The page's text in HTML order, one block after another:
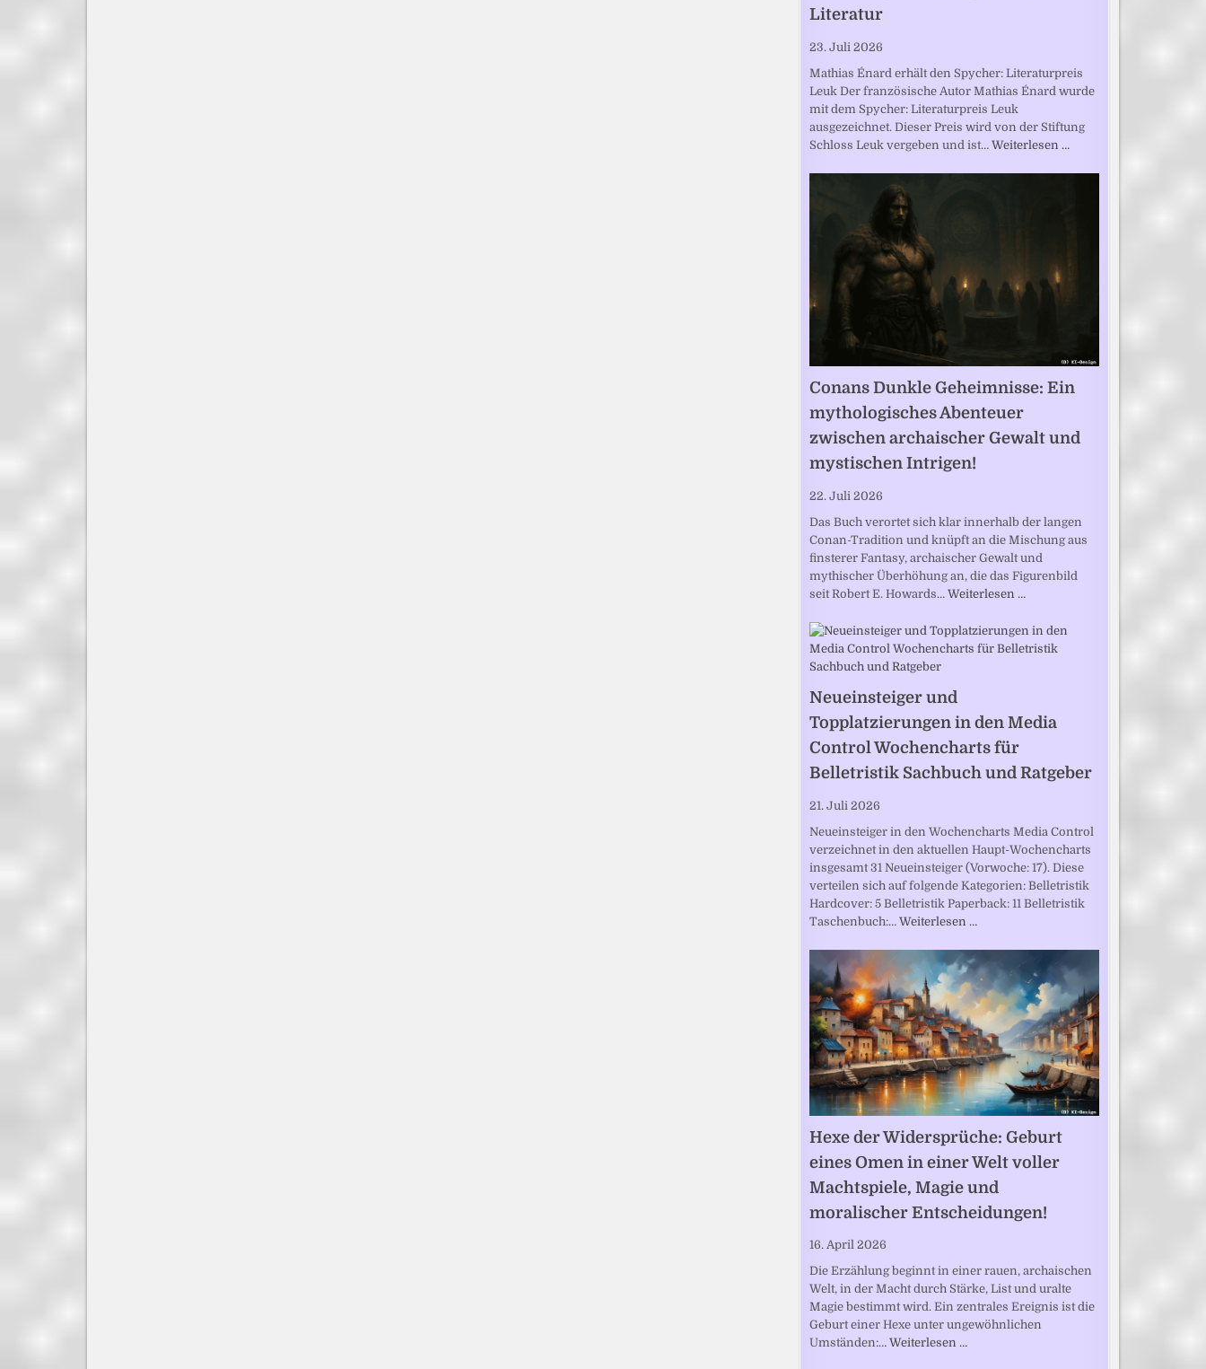
Literatur
23. Juli 2026
Mathias Énard erhält den Spycher: Literaturpreis
Leuk Der französische Autor Mathias Énard wurde
mit dem Spycher: Literaturpreis Leuk
ausgezeichnet. Dieser Preis wird von der Stiftung
Schloss Leuk vergeben und ist… Weiterlesen …
Conans Dunkle Geheimnisse: Ein
mythologisches Abenteuer
zwischen archaischer Gewalt und
mystischen Intrigen!
22. Juli 2026
Das Buch verortet sich klar innerhalb der langen
Conan-Tradition und knüpft an die Mischung aus
finsterer Fantasy, archaischer Gewalt und
mythischer Überhöhung an, die das Figurenbild
seit Robert E. Howards… Weiterlesen …
Neueinsteiger und
Topplatzierungen in den Media
Control Wochencharts für
Belletristik Sachbuch und Ratgeber
21. Juli 2026
Neueinsteiger in den Wochencharts Media Control
verzeichnet in den aktuellen Haupt-Wochencharts
insgesamt 31 Neueinsteiger (Vorwoche: 17). Diese
verteilen sich auf folgende Kategorien: Belletristik
Hardcover: 5 Belletristik Paperback: 11 Belletristik
Taschenbuch:… Weiterlesen …
Hexe der Widersprüche: Geburt
eines Omen in einer Welt voller
Machtspiele, Magie und
moralischer Entscheidungen!
16. April 2026
Die Erzählung beginnt in einer rauen, archaischen
Welt, in der Macht durch Stärke, List und uralte
Magie bestimmt wird. Ein zentrales Ereignis ist die
Geburt einer Hexe unter ungewöhnlichen
Umständen:… Weiterlesen …